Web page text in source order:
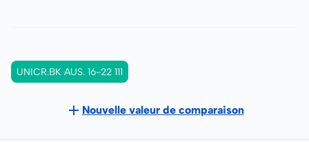
UNICR.BK AUS. 16-22 111
Nouvelle valeur de comparaison